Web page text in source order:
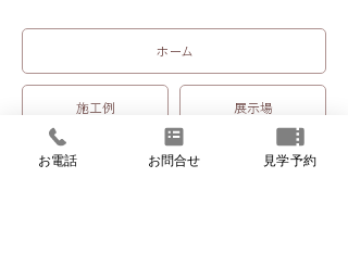
アフターフォロー
ホーム
施工例 展示場
見学会・イベント予約
お電話 お問合せ 見学予約